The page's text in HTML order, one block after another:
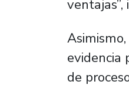
ventajas”,
evidencia
de